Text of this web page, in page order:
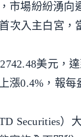
市場紛紛湧
次入主白宮，
美元，
漲0.4%，報每
Securities